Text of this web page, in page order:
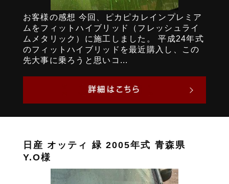
お客様の感想 今回、ピカピカレインプレミア
ムをフィットハイブリッド（フレッシュライ
ムメタリック）に施工しました。 平成24年式
のフィットハイブリッドを最近購入し、この
先大事に乗ろうと思いコ...
日産 オッティ 緑 2005年式 青森県
Y.O様